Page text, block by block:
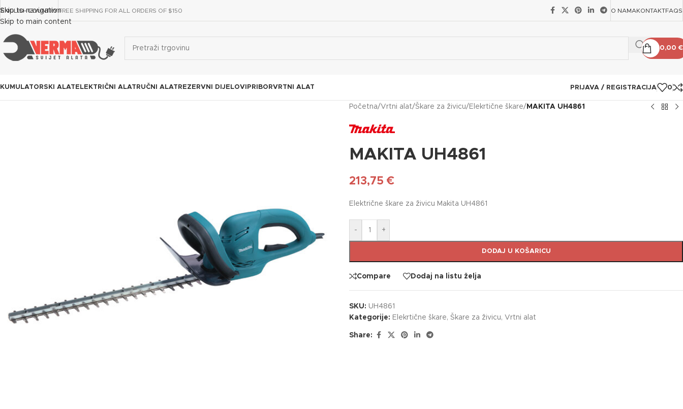
Skip to navigation
Skip to main content
ENGLISHCOUNTRYFREE SHIPPING FOR ALL ORDERS OF $150 O NAMAKONTAKTFAQS
0,00€
ALAT ELEKTRIČNI ALAT RUČNI ALAT REZERVNI DIJELOVI PRIBORVRTNI ALAT PRIJAVA / REGISTRACIJA 0
Početna/Vrtni alat/Škare za živicu/ Elekrtične škare/ MAKITA UH4861
MAKITA UH4861
213,75 €
Električne škare za živicu Makita UH4861
- +
DODAJ U KOŠARICU
Compare Dodaj na listu želja
SKU: UH4861
Kategorije: Elekrtične škare, Škare za živicu, Vrtni alat
Share: